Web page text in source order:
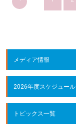
メディア情報
2026年度スケジュール
トピックス一覧